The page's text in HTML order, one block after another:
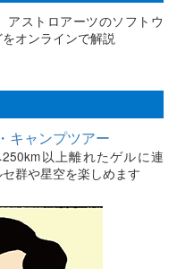
アストロアーツのソフトウ
オンラインで解説
キャンプツアー
以上離れたゲルに連
群や星空を楽しめます